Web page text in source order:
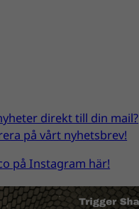
direkt till din mail?
på vårt nyhetsbrev!
på Instagram här!